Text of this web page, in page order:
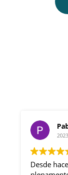
Desde